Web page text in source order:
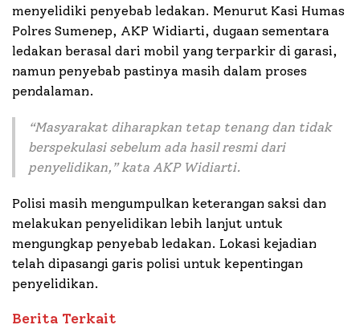
menyelidiki penyebab ledakan. Menurut Kasi Humas
Polres Sumenep, AKP Widiarti, dugaan sementara
ledakan berasal dari mobil yang terparkir di garasi,
namun penyebab pastinya masih dalam proses
pendalaman.
“Masyarakat diharapkan tetap tenang dan tidak
berspekulasi sebelum ada hasil resmi dari
penyelidikan,” kata AKP Widiarti.
Polisi masih mengumpulkan keterangan saksi dan
melakukan penyelidikan lebih lanjut untuk
mengungkap penyebab ledakan. Lokasi kejadian
telah dipasangi garis polisi untuk kepentingan
penyelidikan.
Berita Terkait